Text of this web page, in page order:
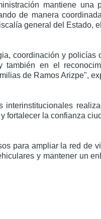
mantiene una
de manera
general del Estado,
coordinación y policías
también en el
de Ramos Arizpe",
fortalecer la confianza
para ampliar la red de
y mantener un